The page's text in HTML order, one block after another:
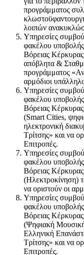
προγράμματος
λοιπών
Υπηρεσίες
φακέλου
Βόρειας
απόβλητα &
προγράμματος
αρμόδιοι
Υπηρεσίες
φακέλου
Βόρειας
(Smart Cities,
ηλεκτρονική
Τρίτσης» και να
Επιτροπές.
Υπηρεσίες
φακέλου
Βόρειας
(Ηλεκτροκίνηση)
να οριστούν οι
Υπηρεσίες
φακέλου
Βόρειας
(Ψηφιακή Μουσική
Ελληνική
Τρίτσης» και να
Επιτροπές.